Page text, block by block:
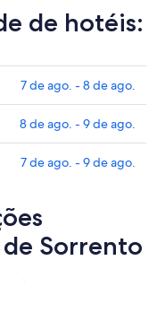
de hotéis:
7 de ago. - 8 de ago.
8 de ago. - 9 de ago.
7 de ago. - 9 de ago.
Sorrento